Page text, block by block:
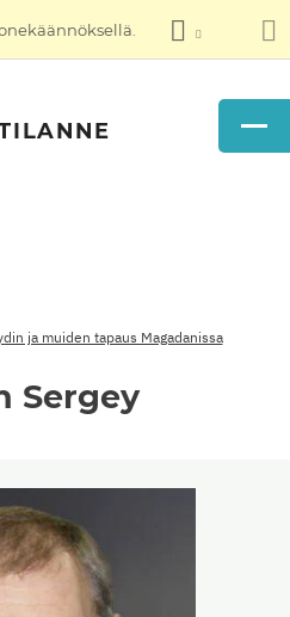
ja muiden tapaus Magadanissa
Sergey